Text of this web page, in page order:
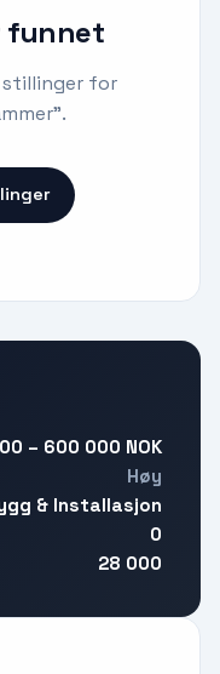
funnet
stillinger for
".
– 600 000 NOK
Høy
& Installasjon
0
28 000